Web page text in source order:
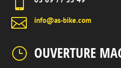
 info@as-bike.com
} OUVERTURE